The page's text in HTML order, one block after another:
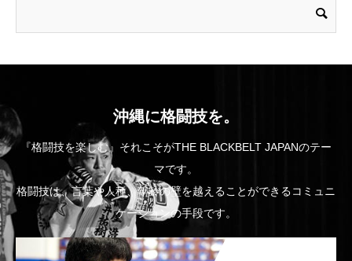
沖縄に格闘技を。
『格闘技を楽しむ』それこそがTHE BLACKBELT JAPANのテー
マです。
格闘技は、言葉や人種、年齢の壁を越えることができるコミュニ
ケーションの手段です。